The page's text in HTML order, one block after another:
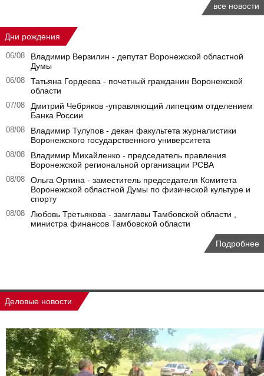
все новости
Дни рождения
06/08
Владимир Верзилин - депутат Воронежской областной
Думы
06/08
Татьяна Гордеева - почетный гражданин Воронежской
области
07/08
Дмитрий Чебряков -управляющий липецким отделением
Банка России
08/08
Владимир Тулупов - декан факультета журналистики
Воронежского государственного университета
08/08
Владимир Михайленко - председатель правления
Воронежской региональной организации РСВА
08/08
Ольга Ортина - заместитель председателя Комитета
Воронежской областной Думы по физической культуре и
спорту
08/08
Любовь Третьякова - замглавы Тамбовской области ,
министра финансов Тамбовской области
Подробнее
Деловые новости